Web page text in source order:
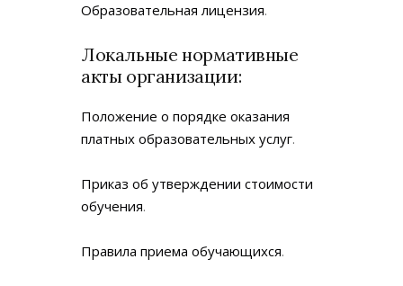
Образовательная лицензия.
Локальные нормативные
акты организации:
Положение о порядке оказания
платных образовательных услуг.
Приказ об утверждении стоимости
обучения.
Правила приема обучающихся.